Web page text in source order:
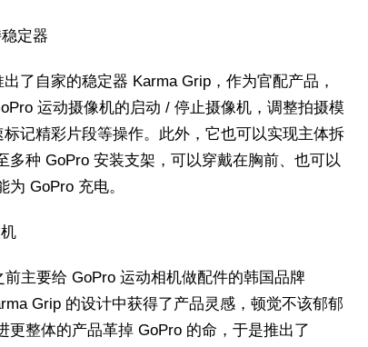
定器
了自家的稳定器 Karma Grip，作为官配产品，
运动摄像机的启动 / 停止摄像机，调整拍摄模
记精彩片段等操作。此外，它也可以实现主体拆
多种 GoPro 安装支架，可以穿戴在胸前、也可以
GoPro 充电。
前主要给 GoPro 运动相机做配件的韩国品牌
Grip 的设计中获得了产品灵感，顿觉不该郁郁
更整体的产品革掉 GoPro 的命，于是推出了